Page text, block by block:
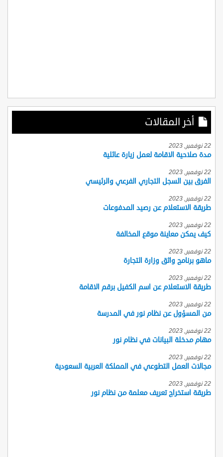
أخر المقالات
22 نوفمبر, 2023
مدة صلاحية الاقامة لعمل زيارة عائلية
22 نوفمبر, 2023
الفرق بين السجل التجاري الفرعي والرئيسي
22 نوفمبر, 2023
طريقة الاستعلام عن رصيد المدفوعات
22 نوفمبر, 2023
كيف يمكن معاينة موقع المخالفة
22 نوفمبر, 2023
ماهو برنامج واثق وزارة التجارة
22 نوفمبر, 2023
طريقة الاستعلام عن اسم الكفيل برقم الاقامة
22 نوفمبر, 2023
من المسؤول عن نظام نور في المدرسة
22 نوفمبر, 2023
مهام مدخلة البيانات في نظام نور
22 نوفمبر, 2023
مجالات العمل التطوعي في المملكة العربية السعودية
22 نوفمبر, 2023
طريقة استخراج تعريف معلمة من نظام نور